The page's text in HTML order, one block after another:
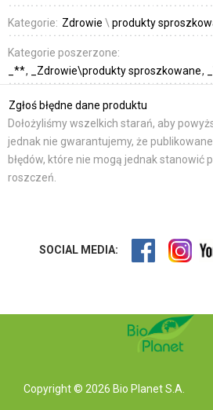
Kategorie: Zdrowie \ produkty
Kategorie poszerzone:
_**
_Zdrowie\produkty sproszkowane
Zgłoś błędne dane produktu
Dołożyliśmy wszelkich starań, aby
jednak nie gwarantujemy, że
błędów, które nie mogą jednak stanowić
roszczeń.
SOCIAL MEDIA:
Copyright © 2026 Bio Planet S.A.